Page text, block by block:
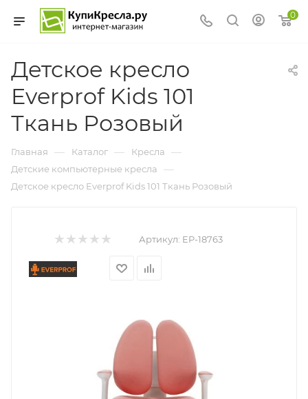
0
Детское кресло
Everprof Kids 101
Ткань Розовый
Главная — Каталог — Кресла —
Детские компьютерные кресла —
Детское кресло Everprof Kids 101 Ткань Розовый
Артикул: EP-18763